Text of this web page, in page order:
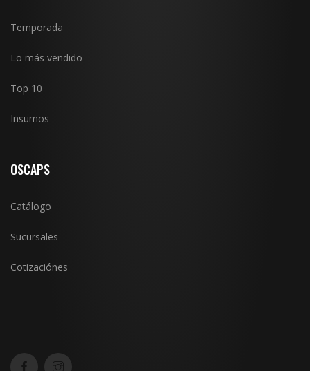
Temporada
Lo más vendido
Top 10
Insumos
OSCAPS
Catálogo
Sucursales
Cotizaciónes